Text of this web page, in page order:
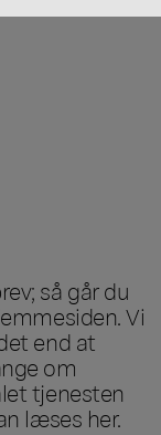
så går du
Vi
end at
om
tjenesten
læses her.